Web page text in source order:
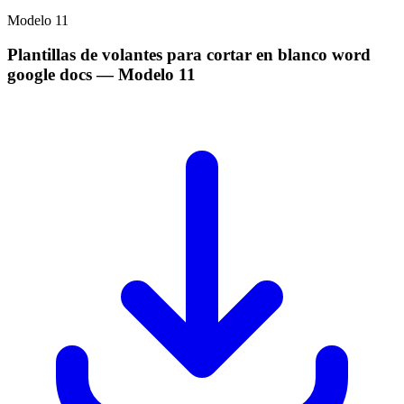
Modelo 11
Plantillas de volantes para cortar en blanco word
google docs— Modelo 11